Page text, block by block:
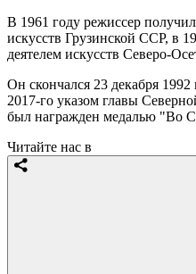
В 1961 году режиссер
искусств Грузинской ССР, в
деятелем искусств Северо-
Он скончался 23 декабря
2017-го указом главы
был награжден медалью "Во
Читайте нас в